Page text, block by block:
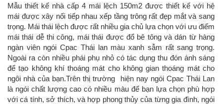
Mẫu thiết kế nhà cấp 4 mái lệch 150m2 được thiết kế với hệ
mái được xây nối tiếp nhau xếp tầng trông rất đẹp mắt và sang
trọng. Mái thái lệch được rất nhiều gia chủ lựa chọn với ưu điểm
mái thái dễ thi công, mái thái được đổ bê tông và dán từ hàng
ngàn viên ngói Cpac Thái lan màu xanh sẫm rất sang trọng.
Ngoài ra còn nhiều phái phụ nhỏ có tác dụng thu đón ánh sáng
để tạo không khí thoáng mát cho không gian thoáng mát cho
ngôi nhà của bạn.Trên thị trường hiện nay ngói Cpac Thái Lan
là ngói chất lượng cao có nhiều màu để bạn lựa chọn phù hợp
với cá tính, sở thích, và hợp phong thủy của từng gia đình, ngói